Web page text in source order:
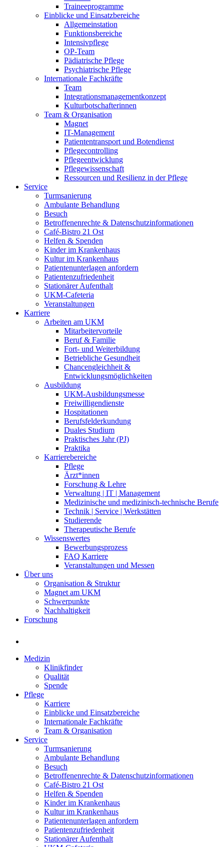
Traineeprogramme
Einblicke und Einsatzbereiche
Allgemeinstation
Funktionsbereiche
Intensivpflege
OP-Team
Pädiatrische Pflege
Psychiatrische Pflege
Internationale Fachkräfte
Team
Integrationsmanagementkonzept
Kulturbotschafterinnen
Team & Organisation
Magnet
IT-Management
Patiententransport und Botendienst
Pflegecontrolling
Pflegeentwicklung
Pflegewissenschaft
Ressourcen und Resilienz in der Pflege
Service
Turmsanierung
Ambulante Behandlung
Besuch
Betroffenenrechte & Datenschutzinformationen
Café-Bistro 21 Ost
Helfen & Spenden
Kinder im Krankenhaus
Kultur im Krankenhaus
Patientenunterlagen anfordern
Patientenzufriedenheit
Stationärer Aufenthalt
UKM-Cafeteria
Veranstaltungen
Karriere
Arbeiten am UKM
Mitarbeitervorteile
Beruf & Familie
Fort- und Weiterbildung
Betriebliche Gesundheit
Chancengleichheit &
Entwicklungsmöglichkeiten
Ausbildung
UKM-Ausbildungsmesse
Freiwilligendienste
Hospitationen
Berufsfelderkundung
Duales Studium
Praktisches Jahr (PJ)
Praktika
Karrierebereiche
Pflege
Ärzt*innen
Forschung & Lehre
Verwaltung | IT | Management
Medizinische und medizinisch-technische Berufe
Technik | Service | Werkstätten
Studierende
Therapeutische Berufe
Wissenswertes
Bewerbungsprozess
FAQ Karriere
Veranstaltungen und Messen
Über uns
Organisation & Struktur
Magnet am UKM
Schwerpunkte
Nachhaltigkeit
Forschung
Medizin
Klinikfinder
Qualität
Spende
Pflege
Karriere
Einblicke und Einsatzbereiche
Internationale Fachkräfte
Team & Organisation
Service
Turmsanierung
Ambulante Behandlung
Besuch
Betroffenenrechte & Datenschutzinformationen
Café-Bistro 21 Ost
Helfen & Spenden
Kinder im Krankenhaus
Kultur im Krankenhaus
Patientenunterlagen anfordern
Patientenzufriedenheit
Stationärer Aufenthalt